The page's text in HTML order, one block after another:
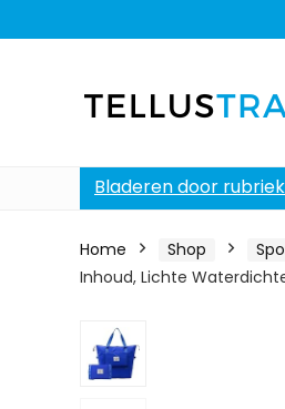
Bladeren door
Home Shop
Inhoud, Lichte